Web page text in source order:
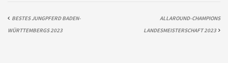
TRAINERAUSBILDUNG
BESTES JUNGPFERD BADEN-
WÜRTTEMBERGS 2023
ALLAROUND-CHAMPIONS
LANDESMEISTERSCHAFT 2023